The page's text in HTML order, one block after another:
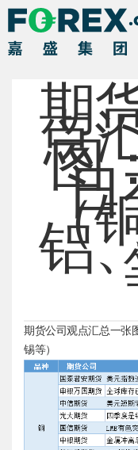
期
点
图
日
（
铝
期货公司观点汇总一张
锡等）